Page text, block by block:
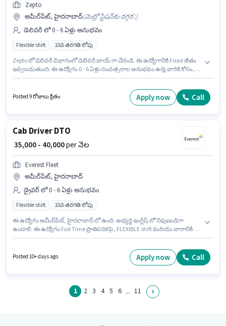
Zepto
అమీర్‌పేట్, హైదరాబాద్(మెట్రో స్టేషన్‌కు దగ్గర',)
డెలివరీ లో 0 - 6 ఏళ్లు అనుభవం
Flexible shift 10వ తరగతి లోపు
Zepto లో డెలివరీ విభాగంలో డెలివరీ బాయ్ గా చేరండి. ఈ ఉద్యోగానికి Fixed జీతం
ఇవ్వబడుతుంది. ఈ ఉద్యోగం 0 - 6 ఏళ్లు సంవత్సరాల అనుభవం ఉన్న వారికి కోసం,
ఉంది. 10వ తరగతి లోపు అర్హత ఉన్న అభ్యర్థులు ఈ ఉద్యోగానికి అప్లై చేసుకోవచ్చు.
Posted 9 రోజులు క్రితం Apply now Call
Cab Driver DTO
₹ 35,000 - 40,000per నెల
Everest Fleet
అమీర్‌పేట్, హైదరాబాద్
డ్రైవర్ లో 0 - 6 ఏళ్లు అనుభవం
Flexible shift 10వ తరగతి లోపు
ఈ ఉద్యోగం అమీర్‌పేట్, హైదరాబాద్ లో ఉంది. అభ్యర్థి ఇంగ్లీష్ లో నిపుణుడిగా
ఉండాలి. ఈ ఉద్యోగం Full Time ప్రాతిపదికపై, FLEXIBLE shift మరియు వారానికి 6
నెలకు ₹40000 వరకు సంపాదించవచ్చు. Everest Fleet లో డ్రైవర్ విభాగంలో Cab
Posted 10+ days ago Apply now Call
1 2 3 4 5 6 ... 11